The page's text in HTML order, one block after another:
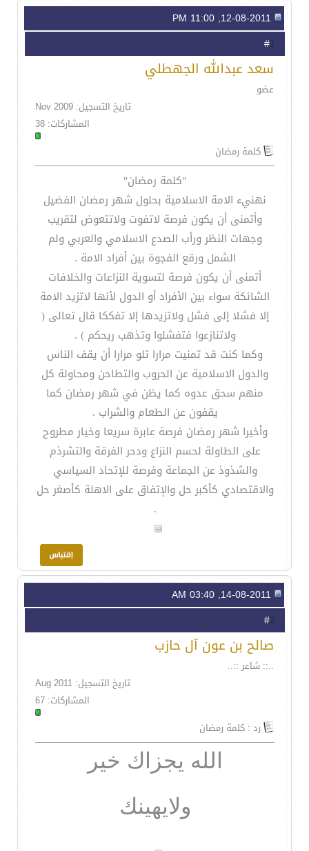
1
سعد عبدالله الجهطلي
عضو
تاريخ التسجيل: Nov 2009
المشاركات: 38
كلمة رمضان
"كلمة رمضان"
نهنيء الامة الاسلامية بحلول شهر رمضان الفضيل
وأتمنى أن يكون فرصة لاتفوت ولاتتعوض لتقريب
وجهات النظر ورأب الصدع الاسلامي والعربي ولم
الشمل ورقع الفجوة بين أفراد الامة .
أتمنى أن يكون فرصة لتسوية النزاعات والخلافات
الشائكة سواء بين الأفراد أو الدول لأنها لاتزيد الامة
إلا فشلا إلى فشل ولاتزيدها إلا تفككا قال تعالى (
ولاتنازعوا فتفشلوا وتذهب ريحكم ) .
وكما كنت قد تمنيت مرارا تلو مرارا أن يقف الناس
والدول الاسلامية عن الحروب والتطاحن ومحاولة كل
منهم سحق عدوه كما يظن في شهر رمضان كما
يقفون عن الطعام والشراب .
وأخيرا شهر رمضان فرصة عابرة سريعا وخيار مطروح
على الطاولة لحسم النزاع ودحر الفرقة والتشرذم
والشذوذ عن الجماعة وفرصة للإتحاد السياسي
والاقتصادي كأكبر حل والإتفاق على الاهلة كأصغر حل
.
2
صالح بن عون آل حازب
..:: شاعر ::..
تاريخ التسجيل: Aug 2011
المشاركات: 67
رد : كلمة رمضان
الله يجزاك خير
ولايهينك